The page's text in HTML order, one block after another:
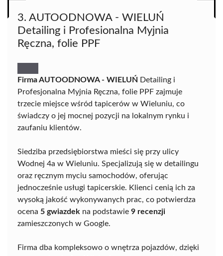
3. AUTOODNOWA - WIELUŃ
Detailing i Profesionalna Myjnia
Ręczna, folie PPF
Firma AUTOODNOWA - WIELUŃ Detailing i
Profesjonalna Myjnia Ręczna, folie PPF zajmuje
trzecie miejsce wśród tapicerów w Wieluniu, co
świadczy o jej mocnej pozycji na lokalnym rynku i
zaufaniu klientów.
Siedziba przedsiębiorstwa mieści się przy ulicy
Wodnej 4a w Wieluniu. Specjalizują się w detailingu
oraz ręcznym myciu samochodów, oferując
jednocześnie usługi tapicerskie. Klienci cenią ich za
wysoką jakość wykonywanych prac, co potwierdza
ocena 5 gwiazdek na podstawie 9 recenzji
zamieszczonych w Google.
Firma dba kompleksowo o wnętrza pojazdów, dzięki